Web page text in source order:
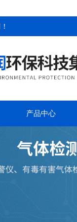
！
产品中心